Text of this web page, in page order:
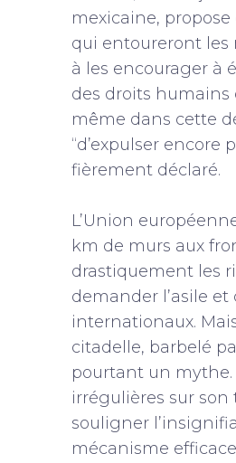
mexicaine,
qui entoureront les
à les encourager à
des droits humains
même dans cette
“d’expulser encore
fièrement déclaré.
L’Union
km de murs aux
drastiquement les
demander l’asile
internationaux.
citadelle, barbelé
pourtant un mythe.
irrégulières sur
souligner
mécanisme